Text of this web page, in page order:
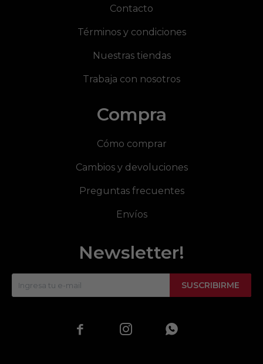
Contacto
Términos y condiciones
Nuestras tiendas
Trabaja con nosotros
Compra
Cómo comprar
Cambios y devoluciones
Preguntas frecuentes
Envíos
Newsletter!
SUSCRIBIRME
  